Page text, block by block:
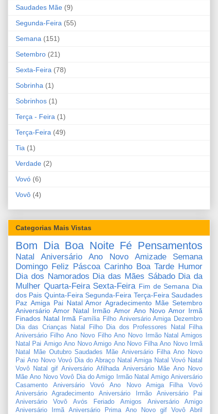
Saudades Mãe (9)
Segunda-Feira (55)
Semana (151)
Setembro (21)
Sexta-Feira (78)
Sobrinha (1)
Sobrinhos (1)
Terça - Feira (1)
Terça-Feira (49)
Tia (1)
Verdade (2)
Vovó (6)
Vovô (4)
Categorias Mais Vistas
Bom Dia Boa Noite Fé Pensamentos
Natal Aniversário Ano Novo Amizade
Semana
Domingo Feliz Páscoa Carinho Boa Tarde Humor
Dia dos Namorados Dia das Mães Sábado Dia da
Mulher Quarta-Feira Sexta-Feira Fim de Semana Dia
dos Pais Quinta-Feira Segunda-Feira Terça-Feira Saudades
Paz Amiga Pai Natal Amor Agradecimento Mãe Setembro
Aniversário Amor Natal Irmão Amor Ano Novo Amor Irmã
Finados Natal Irmã Família Filho Aniversário Amiga Dezembro
Dia das Crianças
Natal Filho Dia dos Professores
Natal Filha
Aniversário Filho Ano Novo Filho Ano Novo Irmão Natal Amigos
Natal Pai Amigo Ano Novo Amigo Ano Novo Filha Ano Novo Irmã
Natal Mãe Outubro Saudades Mãe Aniversário Filha Ano Novo
Pai Ano Novo Vovó Dia do Abraço Natal Amiga Natal Vovó Natal
Vovô
Natal gif Aniversário Afilhada Aniversário Mãe Ano Novo
Mãe Ano Novo Vovô Dia do Amigo Irmão Natal Amigo Aniversário
Casamento
Aniversário Vovó Ano Novo Amiga Filha
Vovó
Aniversário Agradecimento
Aniversário Irmão
Aniversário Pai
Aniversário Vovô
Avós Feriado Amigos
Aniversário Amigo
Aniversário Irmã
Aniversário Prima Ano Novo gif Vovô Abril